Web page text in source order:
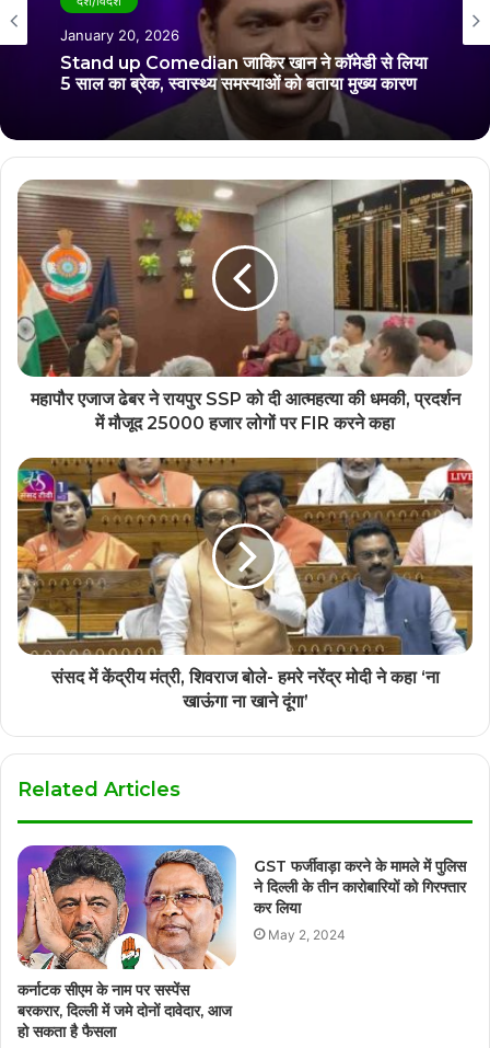
देश/विदेश
January 20, 2026
Stand up Comedian जाकिर खान ने कॉमेडी से लिया
5 साल का ब्रेक, स्वास्थ्य समस्याओं को बताया मुख्य कारण
December 25, 2025
सीएम योगी आदित्यनाथ को लेकर कवि कुमार विश्वास ने की
मजेदार बात, वीडियो हो रहा गायरल
महापौर एजाज ढेबर ने रायपुर SSP को दी आत्महत्या की धमकी, प्रदर्शन
में मौजूद 25000 हजार लोगों पर FIR करने कहा
संसद में केंद्रीय मंत्री, शिवराज बोले- हमरे नरेंद्र मोदी ने कहा ‘ना
खाऊंगा ना खाने दूंगा’
Related Articles
कर्नाटक सीएम के नाम पर सस्पेंस
बरकरार, दिल्ली में जमे दोनों दावेदार, आज
हो सकता है फैसला
GST फर्जीवाड़ा करने के मामले में पुलिस
ने दिल्ली के तीन कारोबारियों को गिरफ्तार
कर लिया
May 2, 2024